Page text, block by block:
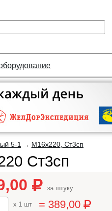
5-1 → М16х220, Ст3сп
Ст3сп
за штуку
x 1 шт = 389,00